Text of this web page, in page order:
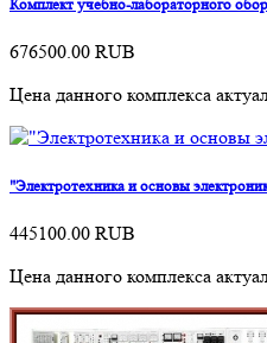
Комплект учебно-лабораторного
676500.00 RUB
Цена данного комплекса
"Электротехника и основы
445100.00 RUB
Цена данного комплекса